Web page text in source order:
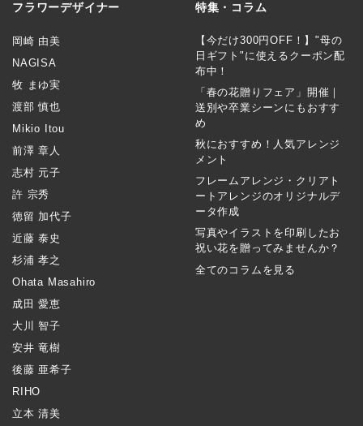
フラワーデザイナー
岡崎 由美
NAGISA
牧 まゆ実
渡部 慎也
Mikio Itou
前澤 章人
志村 元子
許 宗秀
徳留 加代子
近藤 泰史
杉浦 孝之
Ohata Masahiro
成田 愛恵
大川 智子
安井 竜樹
後藤 亜希子
RIHO
立本 清美
特集・コラム
【今だけ300円OFF！】"母の
日ギフト"に使えるクーポン配
布中！
「春の花贈りフェア」開催｜
送別や卒業シーンにもおすす
め
秋におすすめ！人気アレンジ
メント
フレームアレンジ・クリアト
ートアレンジのオリジナルデ
ータ作成
写真やイラストを印刷したお
祝い花を贈ってみませんか？
全てのコラムを見る